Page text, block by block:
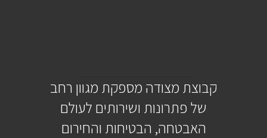
קבוצת מצודה מספקת מגוון רחב
של פתרונות ושירותים לעולם
האבטחה, הבטיחות והחירום